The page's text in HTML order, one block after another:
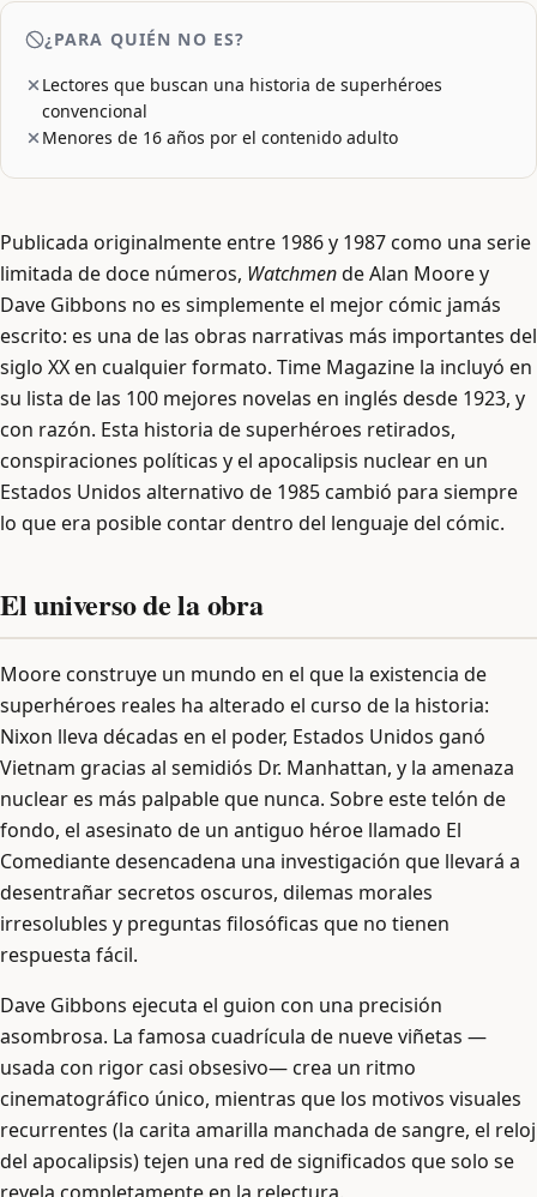
¿PARA QUIÉN NO ES?
Lectores que buscan una historia de superhéroes
convencional
Menores de 16 años por el contenido adulto
Publicada originalmente entre 1986 y 1987 como una serie
limitada de doce números, Watchmende Alan Moore y
Dave Gibbons no es simplemente el mejor cómic jamás
escrito: es una de las obras narrativas más importantes del
siglo XX en cualquier formato. Time Magazine la incluyó en
su lista de las 100 mejores novelas en inglés desde 1923, y
con razón. Esta historia de superhéroes retirados,
conspiraciones políticas y el apocalipsis nuclear en un
Estados Unidos alternativo de 1985 cambió para siempre
lo que era posible contar dentro del lenguaje del cómic.
El universo de la obra
Moore construye un mundo en el que la existencia de
superhéroes reales ha alterado el curso de la historia:
Nixon lleva décadas en el poder, Estados Unidos ganó
Vietnam gracias al semidiós Dr. Manhattan, y la amenaza
nuclear es más palpable que nunca. Sobre este telón de
fondo, el asesinato de un antiguo héroe llamado El
Comediante desencadena una investigación que llevará a
desentrañar secretos oscuros, dilemas morales
irresolubles y preguntas filosóficas que no tienen
respuesta fácil.
Dave Gibbons ejecuta el guion con una precisión
asombrosa. La famosa cuadrícula de nueve viñetas —
usada con rigor casi obsesivo— crea un ritmo
cinematográfico único, mientras que los motivos visuales
recurrentes (la carita amarilla manchada de sangre, el reloj
del apocalipsis) tejen una red de significados que solo se